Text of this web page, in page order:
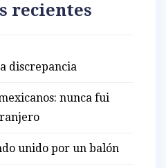
recientes
discrepancia
nunca fui
unido por un balón